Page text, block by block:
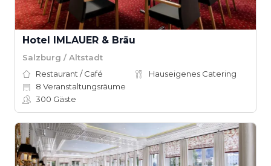
Hotel IMLAUER & Bräu
Salzburg / Altstadt
Restaurant / Café
Hauseigenes Catering
8 Veranstaltungsräume
300 Gäste